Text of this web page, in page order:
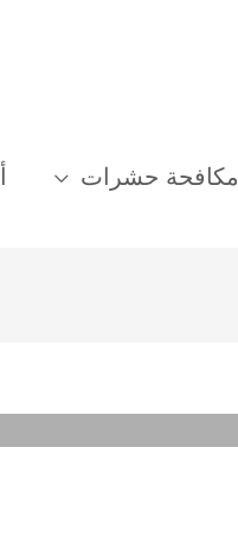
مكافحة حشرات